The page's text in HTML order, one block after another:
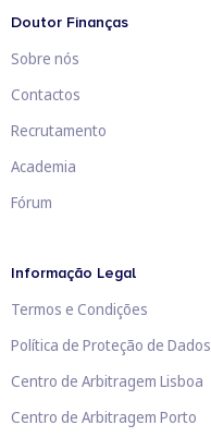
Doutor Finanças
Sobre nós
Contactos
Recrutamento
Academia
Fórum
Informação Legal
Termos e Condições
Política de Proteção de Dados
Centro de Arbitragem Lisboa
Centro de Arbitragem Porto